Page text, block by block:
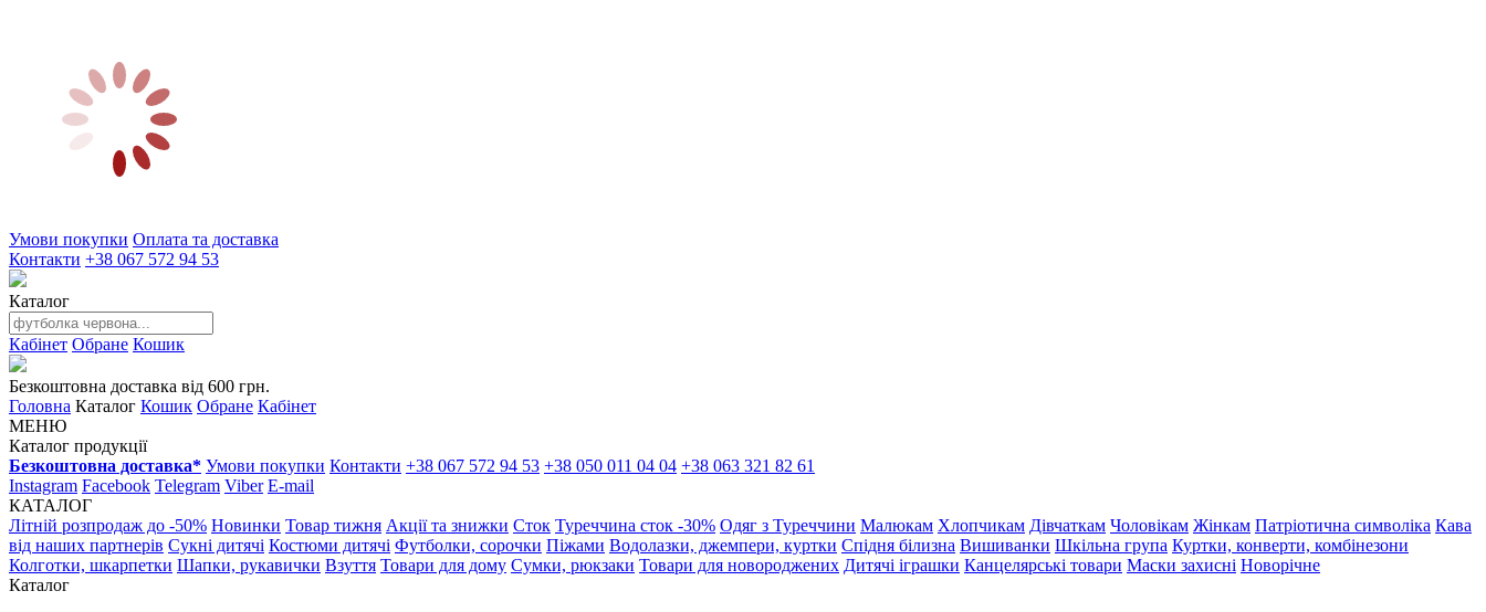
Умови покупки Оплата та доставка
Контакти +38 067 572 94 53
Каталог
Кабінет Обране Кошик
Безкоштовна доставка від 600 грн.
Головна Каталог Кошик Обране Кабінет
МЕНЮ
Каталог продукції
Безкоштовна доставка* Умови покупки Контакти +38 067 572 94 53 +38 050 011 04 04 +38 063 321 82 61
Instagram Facebook Telegram Viber E-mail
КАТАЛОГ
Літній розпродаж до -50% Новинки Товар тижня Акції та знижки Сток Туреччина сток -30% Одяг з Туреччини Малюкам Хлопчикам Дівчаткам Чоловікам Жінкам Патріотична символіка Кава
від наших партнерів Сукні дитячі Костюми дитячі Футболки, сорочки Піжами Водолазки, джемпери, куртки Спідня білизна Вишиванки Шкільна група Куртки, конверти, комбінезони
Колготки, шкарпетки Шапки, рукавички Взуття Товари для дому Сумки, рюкзаки Товари для новороджених Дитячі іграшки Канцелярські товари Маски захисні Новорічне
Каталог